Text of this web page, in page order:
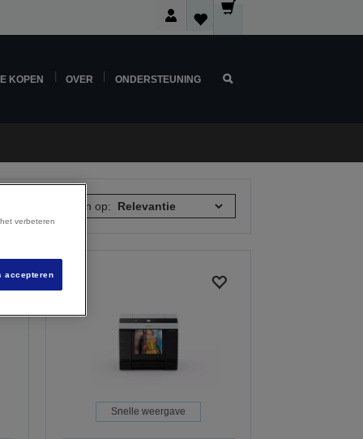
KOPEN OVER ONDERSTEUNING
Sorteren op:
Snelle weergave
verbeteren
accepteren